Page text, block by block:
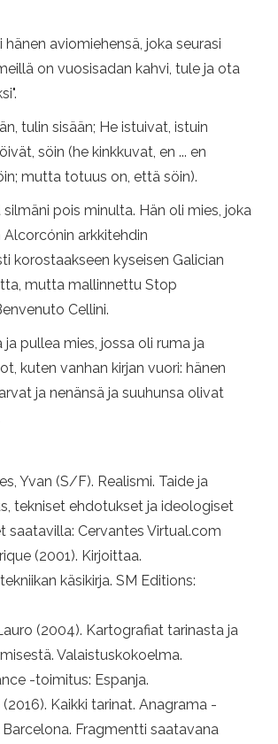
hänen aviomiehensä, joka seurasi
on vuosisadan kahvi, tule ja ota
tulin sisään; He istuivat, istuin
söin (he kinkkuvat, en ... en
mutta totuus on, että söin).
pois minulta. Hän oli mies, joka
arkkitehdin
korostaakseen kyseisen Galician
mutta mallinnettu Stop
Cellini.
pullea mies, jossa oli ruma ja
kuten vanhan kirjan vuori: hänen
ja nenänsä ja suuhunsa olivat
Yvan (S/F). Realismi. Taide ja
tekniset ehdotukset ja ideologiset
saatavilla: Cervantes Virtual.com
(2001). Kirjoittaa.
käsikirja. SM Editions:
(2004). Kartografiat tarinasta ja
Valaistuskokoelma.
-toimitus: Espanja.
(2016). Kaikki tarinat. Anagrama -
Fragmentti saatavana